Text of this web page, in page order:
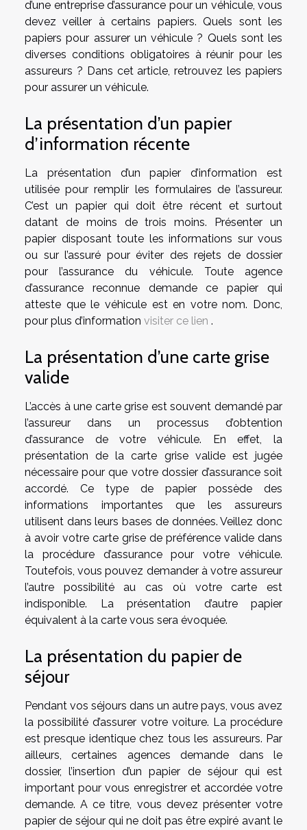
d’une entreprise d’assurance pour un véhicule, vous
devez veiller à certains papiers. Quels sont les
papiers pour assurer un véhicule ? Quels sont les
diverses conditions obligatoires à réunir pour les
assureurs ? Dans cet article, retrouvez les papiers
pour assurer un véhicule.
La présentation d’un papier
d’information récente
La présentation d’un papier d’information est
utilisée pour remplir les formulaires de l’assureur.
C’est un papier qui doit être récent et surtout
datant de moins de trois moins. Présenter un
papier disposant toute les informations sur vous
ou sur l’assuré pour éviter des rejets de dossier
pour l’assurance du véhicule. Toute agence
d’assurance reconnue demande ce papier qui
atteste que le véhicule est en votre nom. Donc,
pour plus d’information visiter ce lien .
La présentation d’une carte grise
valide
L’accès à une carte grise est souvent demandé par
l’assureur dans un processus d’obtention
d’assurance de votre véhicule. En effet, la
présentation de la carte grise valide est jugée
nécessaire pour que votre dossier d’assurance soit
accordé. Ce type de papier possède des
informations importantes que les assureurs
utilisent dans leurs bases de données. Veillez donc
à avoir votre carte grise de préférence valide dans
la procédure d’assurance pour votre véhicule.
Toutefois, vous pouvez demander à votre assureur
l’autre possibilité au cas où votre carte est
indisponible. La présentation d’autre papier
équivalent à la carte vous sera évoquée.
La présentation du papier de
séjour
Pendant vos séjours dans un autre pays, vous avez
la possibilité d’assurer votre voiture. La procédure
est presque identique chez tous les assureurs. Par
ailleurs, certaines agences demande dans le
dossier, l’insertion d’un papier de séjour qui est
important pour vous enregistrer et accordée votre
demande. A ce titre, vous devez présenter votre
papier de séjour qui ne doit pas être expiré avant le